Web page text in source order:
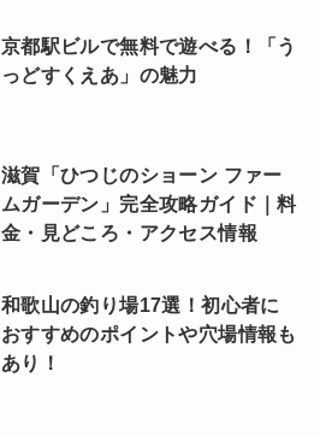
京都駅ビルで無料で遊べる！「う
っどすくえあ」の魅力
滋賀「ひつじのショーン ファー
ムガーデン」完全攻略ガイド｜料
金・見どころ・アクセス情報
和歌山の釣り場17選！初心者に
おすすめのポイントや穴場情報も
あり！